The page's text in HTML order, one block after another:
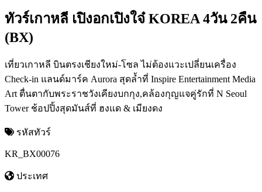
ทัวร์เกาหลี เปิงอกเปิงใจ๋ KOREA 4วัน 2คืน
(BX)
เที่ยวเกาหลี บินตรงเชียงใหม่-โซล ไม่ต้องแวะเปลี่ยนเครื่อง
Check-in แลนด์มาร์ค Aurora สุดล้ำที่ Inspire Entertainment Media
Art ตื่นตากับพระราชวังเคียงบกกุง,คล้องกุญแจคู่รักที่ N Seoul
Tower ช้อปปิ้งสุดมันส์ที่ ฮงแด & เมียงดง
รหัสทัวร์
KR_BX00076
ประเทศ